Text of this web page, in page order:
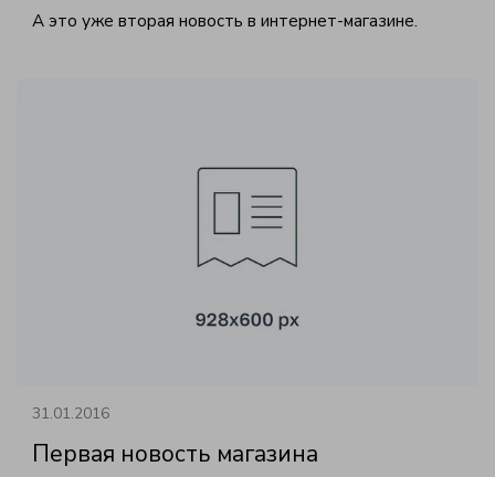
А это уже вторая новость в интернет-магазине.
Первая новость магазина
31.01.2016